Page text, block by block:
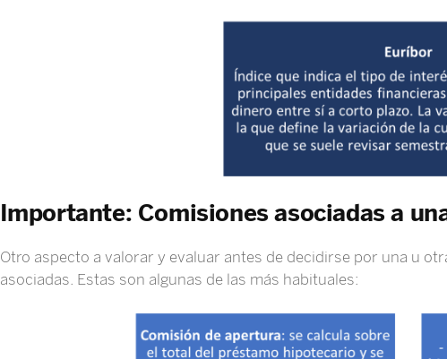
Importante: Comisiones asociadas a
Otro aspecto a valorar y evaluar antes de decidirse por una u
asociadas. Estas son algunas de las más habituales: